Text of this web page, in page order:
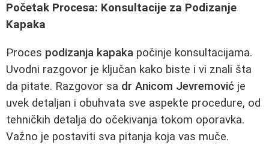
Početak Procesa: Konsultacije za Podizanje
Kapaka
Proces podizanja kapaka počinje konsultacijama.
Uvodni razgovor je ključan kako biste i vi znali šta
da pitate. Razgovor sa dr Anicom Jevremović je
uvek detaljan i obuhvata sve aspekte procedure, od
tehničkih detalja do očekivanja tokom oporavka.
Važno je postaviti sva pitanja koja vas muče.